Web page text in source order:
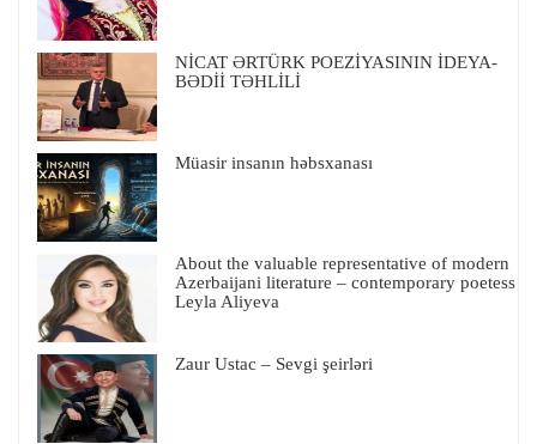
NİCAT ƏRTÜRK POEZİYASININ İDEYA-
BƏDİİ TƏHLİLİ
Müasir insanın həbsxanası
About the valuable representative of modern
Azerbaijani literature – contemporary poetess
Leyla Aliyeva
Zaur Ustac – Sevgi şeirləri